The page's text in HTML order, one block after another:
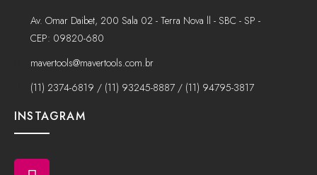
Av. Omar Daibet, 200 Sala 02 - Terra Nova ll - SBC - SP -
CEP: 09820-680
mavertools@mavertools.com.br
(11) 2374-6819 / (11) 93245-8887 / (11) 94795-3817
INSTAGRAM